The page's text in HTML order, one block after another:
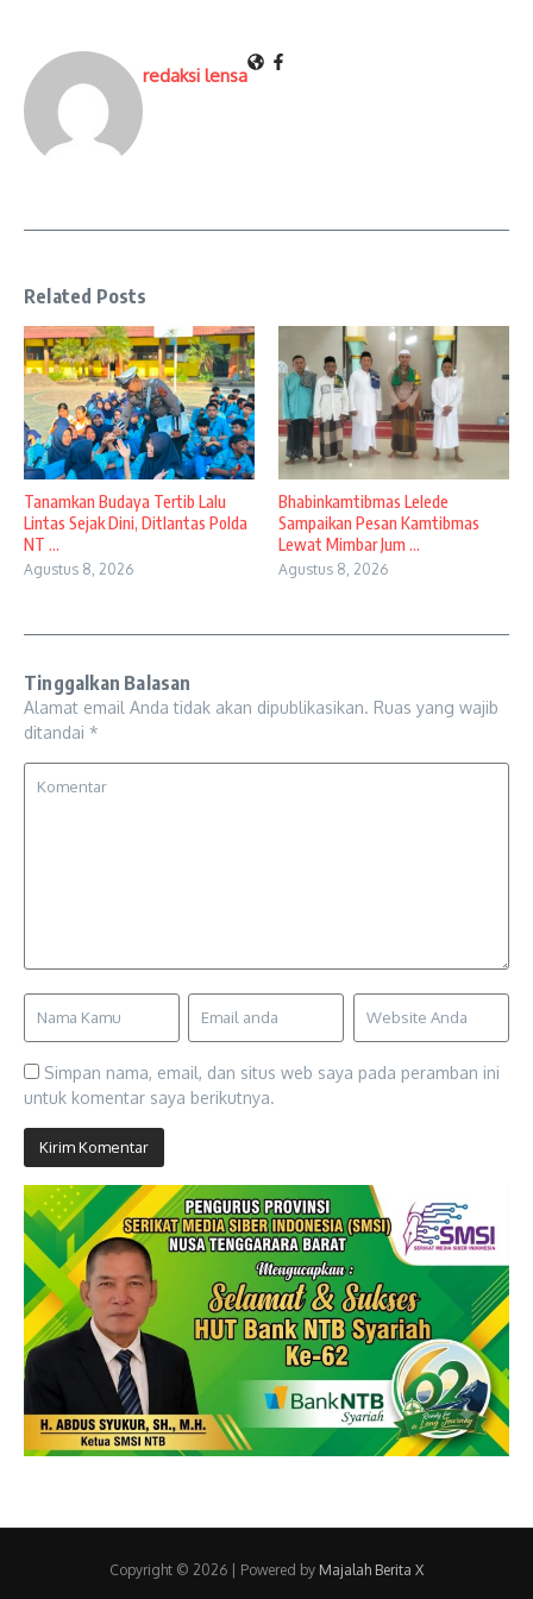
redaksi lensa
Related Posts
Tanamkan Budaya Tertib Lalu
Lintas Sejak Dini, Ditlantas Polda
NT ...
Agustus 8, 2026
Bhabinkamtibmas Lelede
Sampaikan Pesan Kamtibmas
Lewat Mimbar Jum ...
Agustus 8, 2026
Tinggalkan Balasan
Alamat email Anda tidak akan dipublikasikan. Ruas yang wajib
ditandai *
Simpan nama, email, dan situs web saya pada peramban ini
untuk komentar saya berikutnya.
Copyright © 2026 | Powered by Majalah Berita X